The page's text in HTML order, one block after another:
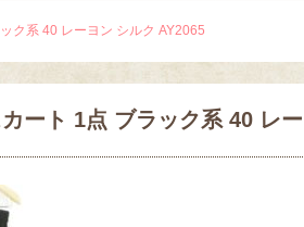
ク系 40 レーヨン シルク AY2065
ート 1点 ブラック系 40 レ